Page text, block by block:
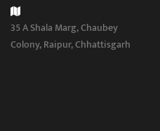
35 A Shala Marg, Chaubey
Colony, Raipur, Chhattisgarh